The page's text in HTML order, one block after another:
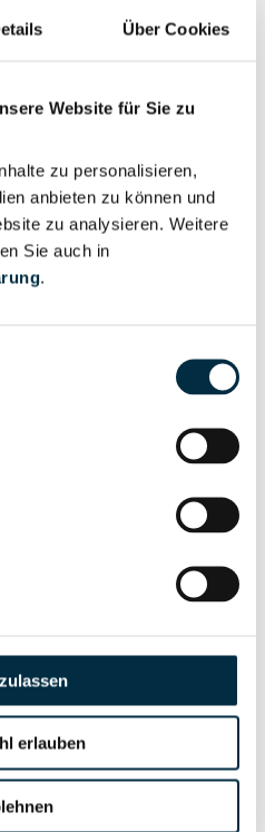
Über Cookies
Website für Sie zu
zu personalisieren,
anbieten zu können und
zu analysieren. Weitere
Sie auch in
.
erlauben
Für registrierte
Nutzer
Unternehmensprofil
Vollständiges
Unternehmensprofil
Vollständiges
Unternehmensprofil
anfragen